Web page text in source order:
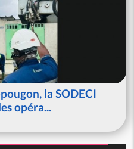
la SODECI
opéra...